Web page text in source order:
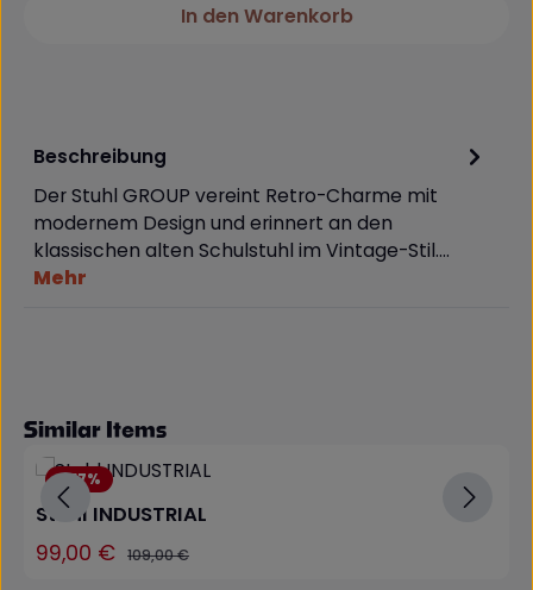
In den Warenkorb
Beschreibung
Der Stuhl GROUP vereint Retro-Charme mit
modernem Design und erinnert an den
klassischen alten Schulstuhl im Vintage-Stil.…
Mehr
Produktgalerie überspringen
Similar Items
9.17%
Stuhl INDUSTRIAL
Verkaufspreis:
99,00 € Regulärer Preis:
109,00 €